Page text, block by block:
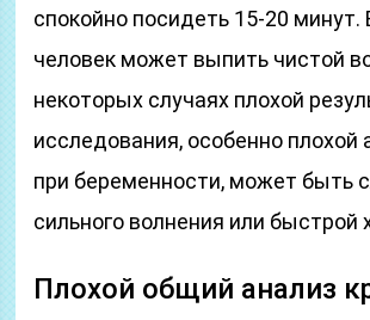
спокойно посидеть 15-20 минут.
человек может выпить чистой
некоторых случаях плохой
исследования, особенно плохой
при беременности, может быть
сильного волнения или быстрой
Плохой общий анализ